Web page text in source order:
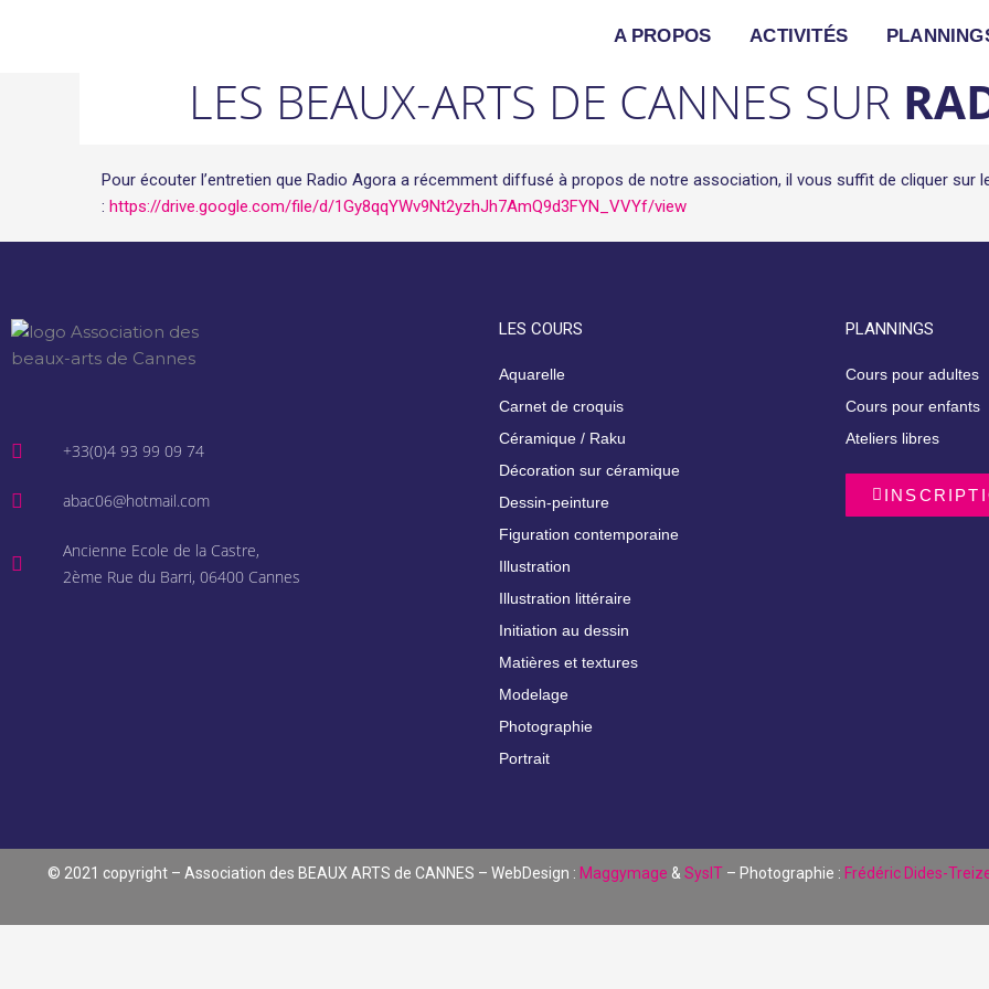
A PROPOS ACTIVITÉS
LES BEAUX-ARTS DE CANNES SUR
Pour écouter l’entretien que Radio Agora a récemment diffusé à propos de notre association, il vous suffit de cliquer sur
: https://drive.google.com/file/d/1Gy8qqYWv9Nt2yzhJh7AmQ9d3FYN_VVYf/view
+33(0)4 93 99 09 74
abac06@hotmail.com
Ancienne Ecole de la Castre,
2ème Rue du Barri, 06400 Cannes
LES COURS
Aquarelle
Carnet de croquis
Céramique / Raku
Décoration sur céramique
Dessin-peinture
Figuration contemporaine
Illustration
Illustration littéraire
Initiation au dessin
Matières et textures
Modelage
Photographie
Portrait
PLANNINGS
Cours pour adultes
Cours pour enfants
Ateliers libres
© 2021 copyright – Association des BEAUX ARTS de CANNES – WebDesign : Maggymage & SysIT – Photographie : Frédéric Dides-